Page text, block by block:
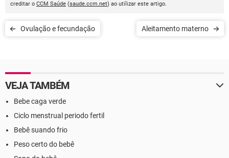
creditar o CCM Saúde (saude.ccm.net) ao utilizar este artigo.
Ovulação e fecundação Aleitamento materno
VEJA TAMBÉM
Bebe caga verde
Ciclo menstrual periodo fertil
Bebê suando frio
Peso certo do bebê